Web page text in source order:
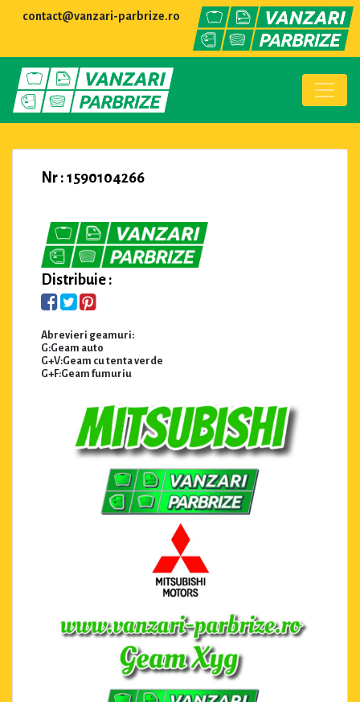
contact@vanzari-parbrize.ro
Nr : 1590104266
Distribuie :
Abrevieri geamuri:
G:Geam auto
G+V:Geam cu tenta verde
G+F:Geam fumuriu